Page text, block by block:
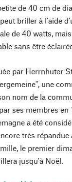
de 40 cm de
briller à l'aide
de 40 watts,
sans être
par Herrnhuter
une
nom de la
ses membres en
a été
très
le premier
jusqu'à Noël.